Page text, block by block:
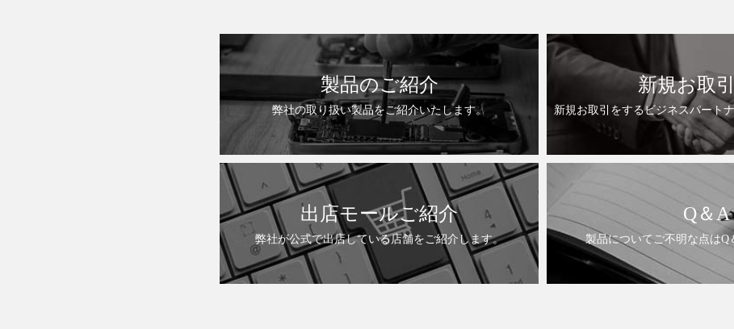
製品のご紹介
弊社の取り扱い製品をご紹介いたします。
新規お取
新規お取引をするビジネスパート
出店モールご紹介
弊社が公式で出店している店舗をご紹介します。
Q＆A
製品についてご不明な点はQ